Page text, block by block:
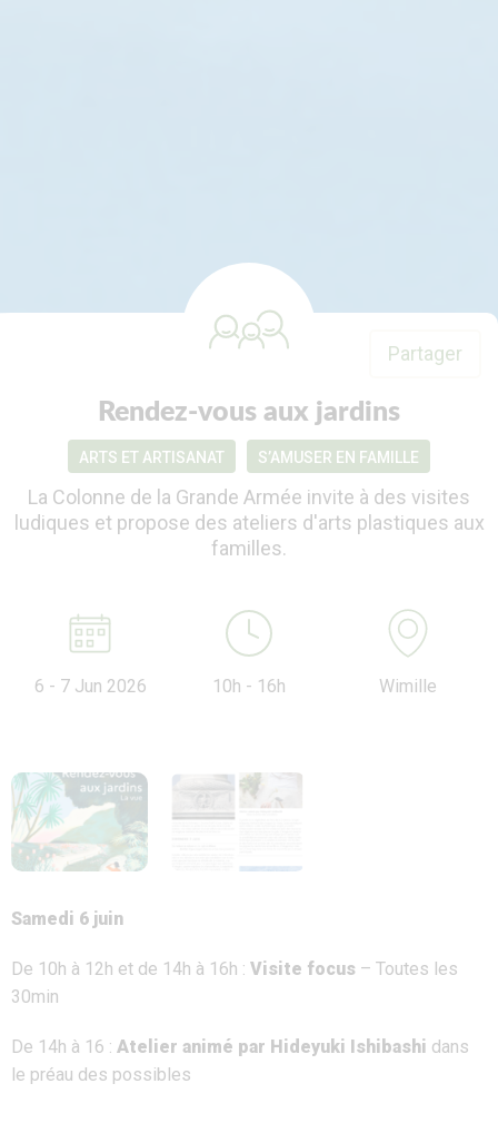
Rendez-vous aux jardins
Partager
ARTS ET ARTISANAT S’AMUSER EN FAMILLE
La Colonne de la Grande Armée invite à des visites
ludiques et propose des ateliers d'arts plastiques aux
familles.
6 - 7 Jun 2026 10h - 16h Wimille
Samedi 6 juin
De 10h à 12h et de 14h à 16h : Visite focus – Toutes les
30min
De 14h à 16 : Atelier animé par Hideyuki Ishibashi dans
le préau des possibles